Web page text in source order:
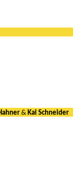
& Kai Schneider